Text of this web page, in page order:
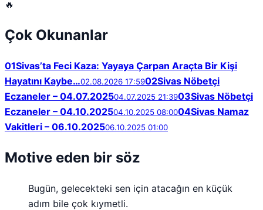
🔥
Çok Okunanlar
01Sivas’ta Feci Kaza: Yayaya Çarpan Araçta Bir Kişi
Hayatını Kaybe…02.08.2026 17:5902Sivas Nöbetçi
Eczaneler – 04.07.202504.07.2025 21:3903Sivas Nöbetçi
Eczaneler – 04.10.202504.10.2025 08:0004Sivas Namaz
Vakitleri – 06.10.202506.10.2025 01:00
Motive eden bir söz
Bugün, gelecekteki sen için atacağın en küçük
adım bile çok kıymetli.